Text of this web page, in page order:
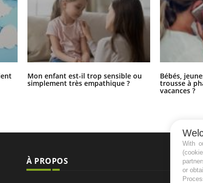
Mon enfant est-il trop sensible ou
simplement très empathique ?
Bébés,
trousse à
vacances ?
À PROPOS
With
or